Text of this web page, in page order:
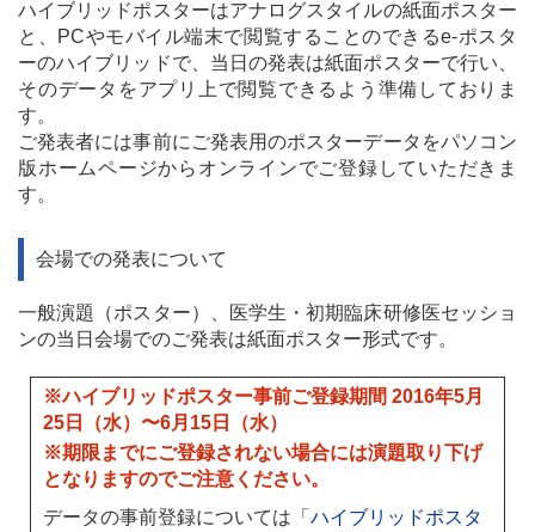
ハイブリッドポスターはアナログスタイルの紙面ポスター
と、PCやモバイル端末で閲覧することのできるe-ポスタ
ーのハイブリッドで、当日の発表は紙面ポスターで行い、
そのデータをアプリ上で閲覧できるよう準備しておりま
す。
ご発表者には事前にご発表用のポスターデータをパソコン
版ホームページからオンラインでご登録していただきま
す。
会場での発表について
一般演題（ポスター）、医学生・初期臨床研修医セッショ
ンの当日会場でのご発表は紙面ポスター形式です。
※ハイブリッドポスター事前ご登録期間 2016年5月
25日（水）〜6月15日（水）
※期限までにご登録されない場合には演題取り下げ
となりますのでご注意ください。
データの事前登録については「 ハイブリッドポスタ